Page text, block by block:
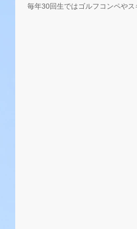
毎年30回生ではゴルフコンペや